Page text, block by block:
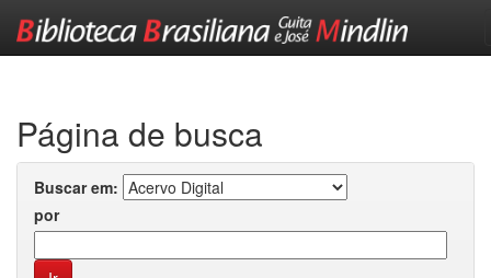
Página de busca
Buscar em:
por